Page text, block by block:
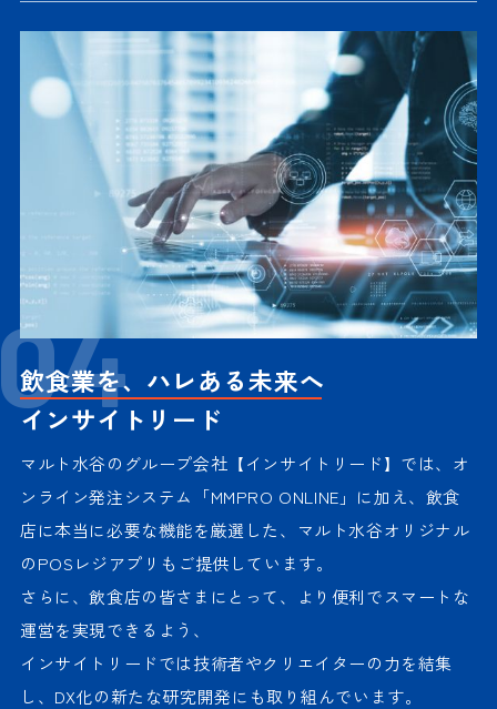
飲食業を、ハレある未来へ
インサイトリード
マルト水谷のグループ会社【インサイトリード】では、オ
ンライン発注システム「MMPRO ONLINE」に加え、飲食
店に本当に必要な機能を厳選した、マルト水谷オリジナル
のPOSレジアプリもご提供しています。
さらに、飲食店の皆さまにとって、より便利でスマートな
運営を実現できるよう、
インサイトリードでは技術者やクリエイターの力を結集
し、DX化の新たな研究開発にも取り組んでいます。